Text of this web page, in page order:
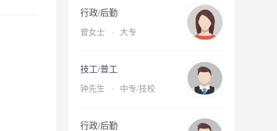
行政/后勤
曾女士 · 大专
技工/普工
钟先生 · 中专/技校
行政/后勤